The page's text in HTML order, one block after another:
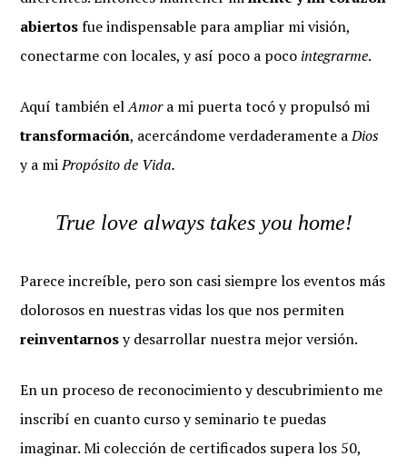
abiertosfue indispensable para ampliar mi visión,
conectarme con locales, y así poco a poco integrarme.
Aquí también elAmora mi puerta tocó y propulsó mi
transformación, acercándome verdaderamente aDios
y a miPropósito de Vida.
True love always takes you home!
Parece increíble, pero son casi siempre los eventos más
dolorosos en nuestras vidas los que nos permiten
reinventarnosy desarrollar nuestra mejor versión.
En un proceso de reconocimiento y descubrimiento me
inscribí en cuanto curso y seminario te puedas
imaginar. Mi colección de certificados supera los 50,